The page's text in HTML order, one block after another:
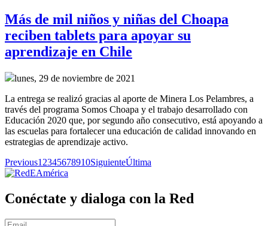
Más de mil niños y niñas del Choapa
reciben tablets para apoyar su
aprendizaje en Chile
lunes, 29 de noviembre de 2021
La entrega se realizó gracias al aporte de Minera Los Pelambres, a
través del programa Somos Choapa y el trabajo desarrollado con
Educación 2020 que, por segundo año consecutivo, está apoyando a
las escuelas para fortalecer una educación de calidad innovando en
estrategias de aprendizaje activo.
Previous1 2345678910SiguienteÚltima
Conéctate y dialoga con la Red